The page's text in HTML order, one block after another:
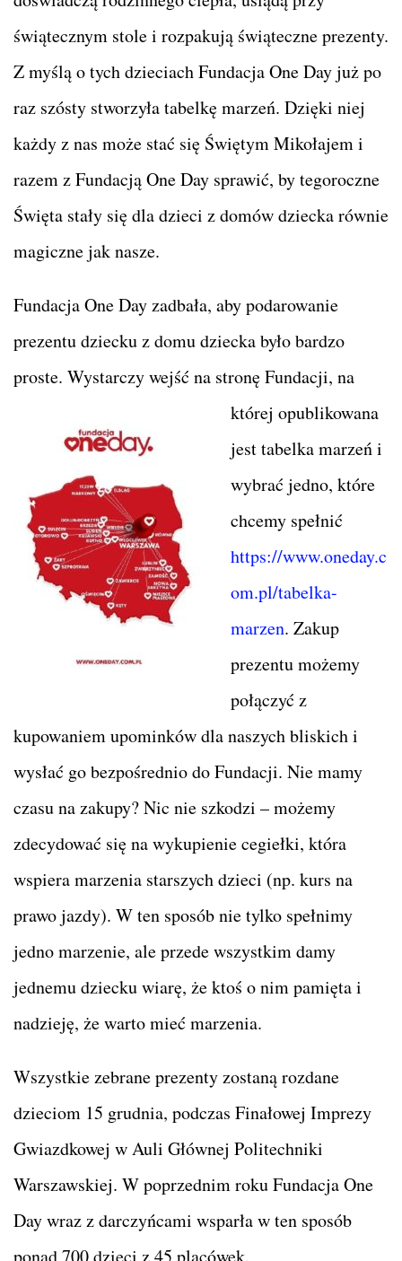
świątecznym stole i rozpakują świąteczne prezenty.
Z myślą o tych dzieciach Fundacja One Day już po
raz szósty stworzyła tabelkę marzeń. Dzięki niej
każdy z nas może stać się Świętym Mikołajem i
razem z Fundacją One Day sprawić, by tegoroczne
Święta stały się dla dzieci z domów dziecka równie
magiczne jak nasze.
Fundacja One Day zadbała, aby podarowanie
prezentu dziecku z domu dziecka było bardzo
proste. Wystarczy wejść na stronęFundacji, na
której opublikowana
jest tabelka marzeń i
wybrać jedno, które
chcemy spełnić
https://www.oneday.c
om.pl/tabelka-
marzen. Zakup
prezentu możemy
połączyć z
kupowaniem upominków dla naszych bliskich i
wysłać go bezpośrednio do Fundacji. Nie mamy
czasu na zakupy? Nic nie szkodzi – możemy
zdecydować się na wykupienie cegiełki, która
wspiera marzenia starszych dzieci (np. kurs na
prawo jazdy). W ten sposób nie tylko spełnimy
jedno marzenie, ale przede wszystkim damy
jednemu dziecku wiarę, że ktoś o nim pamięta i
nadzieję, że warto mieć marzenia.
Wszystkie zebrane prezenty zostaną rozdane
dzieciom 15 grudnia, podczas Finałowej Imprezy
Gwiazdkowej w Auli Głównej Politechniki
Warszawskiej. W poprzednim roku Fundacja One
Day wraz z darczyńcami wsparła w ten sposób